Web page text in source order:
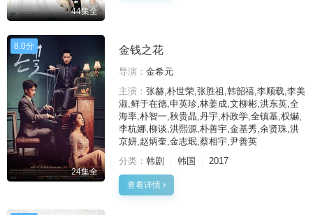
44集全
8.0分
24集全
金钱之花
导演： 金希元
主演： 张赫,朴世荣,张胜祖,韩韶禧,李顺载,李美
淑,鲜于在德,申英珍,林姜成,文柳彬,洪东英,全
海率,朴智一,秋贵晶,丹宇,朴政学,全镇基,权爀,
李杭娜,柳谈,洪熙源,朴善宇,金基秀,余贤珠,洪
京妍,赵炳奎,金志珉,蔡相宇,尹善英
分类： 韩剧 韩国 2017
查看详情